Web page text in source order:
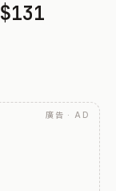
$131
廣告 · AD